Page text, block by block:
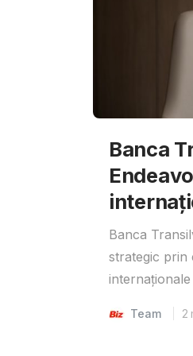
Banca
Banca
strategic prin
Team 2